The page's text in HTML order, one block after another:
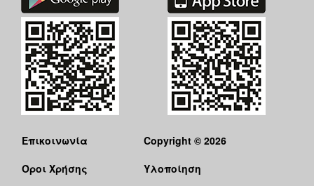
Επικοινωνία
Όροι Χρήσης
Copyright © 2026
Υλοποίηση